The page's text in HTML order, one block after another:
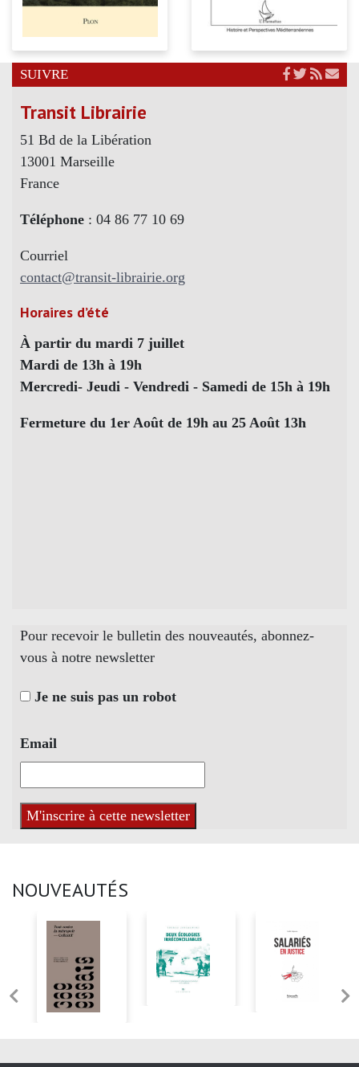
SUIVRE
Transit Librairie
51 Bd de la Libération
13001 Marseille
France
Téléphone : 04 86 77 10 69
Courriel
contact@transit-librairie.org
Horaires d’été
À partir du mardi 7 juillet
Mardi de 13h à 19h
Mercredi- Jeudi - Vendredi - Samedi de 15h à 19h
Fermeture du 1er Août de 19h au 25 Août 13h
Pour recevoir le bulletin des nouveautés, abonnez-
vous à notre newsletter
Je ne suis pas un robot
Email
NOUVEAUTÉS